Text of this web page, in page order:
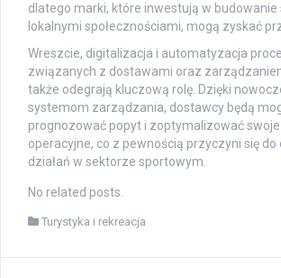
dlatego marki, które inwestują w budowanie
lokalnymi społecznościami, mogą zyskać
Wreszcie, digitalizacja i automatyzacja
związanych z dostawami oraz
także odegrają kluczową rolę. Dzięki
systemom zarządzania, dostawcy będą
prognozować popyt i zoptymalizować
operacyjne, co z pewnością przyczyni się
działań w sektorze sportowym.
No related posts.
Turystyka i rekreacja